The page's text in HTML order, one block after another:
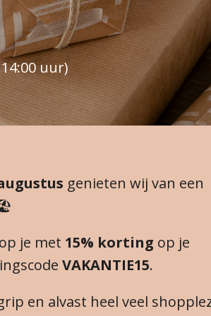
uur)
genieten wij van een
je met 15% korting op je
VAKANTIE15.
en alvast heel veel